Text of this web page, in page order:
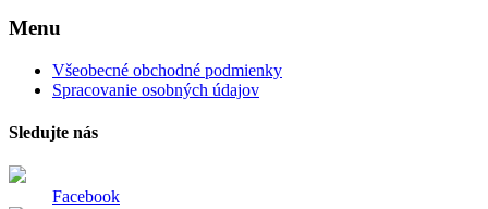
Menu
Všeobecné obchodné podmienky
Spracovanie osobných údajov
Sledujte nás
Facebook